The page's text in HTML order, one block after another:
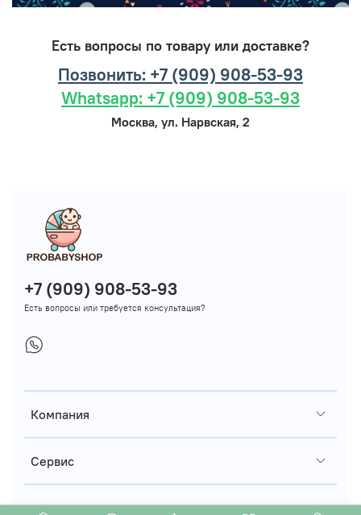
Есть вопросы по товару или доставке?
Позвонить: +7 (909) 908-53-93
Whatsapp: +7 (909) 908-53-93
Москва, ул. Нарвская, 2
Компания
Сервис
+7 (909) 908-53-93
Есть вопросы или требуется консультация?